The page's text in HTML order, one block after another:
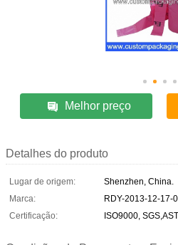
Melhor preço
Detalhes do produto
Lugar de origem:
Shenzhen, China.
Marca:
RDY-2013-12-17-
Certificação:
ISO9000,